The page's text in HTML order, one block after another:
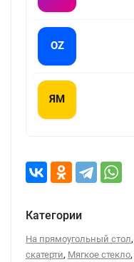
OZ
ЯМ
Категории
На прямоугольный стол,
скатерти, Мягкое стекло,